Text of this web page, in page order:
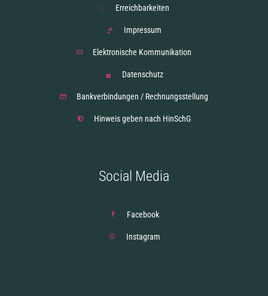
Erreichbarkeiten
Impressum
Elektronische Kommunikation
Datenschutz
Bankverbindungen / Rechnungsstellung
Hinweis geben nach HinSchG
Social Media
Facebook
Instagram